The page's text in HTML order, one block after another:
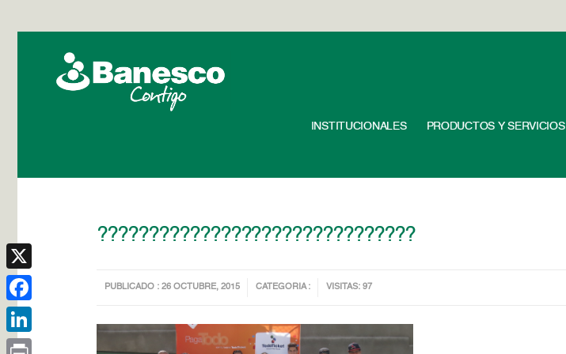
INSTITUCIONALES PRODUCTOS Y SERVICIOS
???????????????????????????????
PUBLICADO : 26 OCTUBRE, 2015 CATEGORIA : VISITAS: 97
X
Facebook
LinkedIn